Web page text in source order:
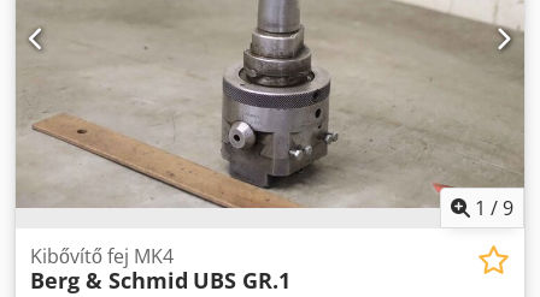
1 /9
Kibővítő fej MK4
Berg & Schmid UBS GR.1